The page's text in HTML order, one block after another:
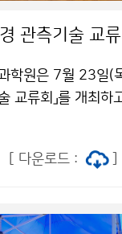
관측기술 교류
학원은 7월 23일(
교류회」를 개최하
[ 다운로드 :